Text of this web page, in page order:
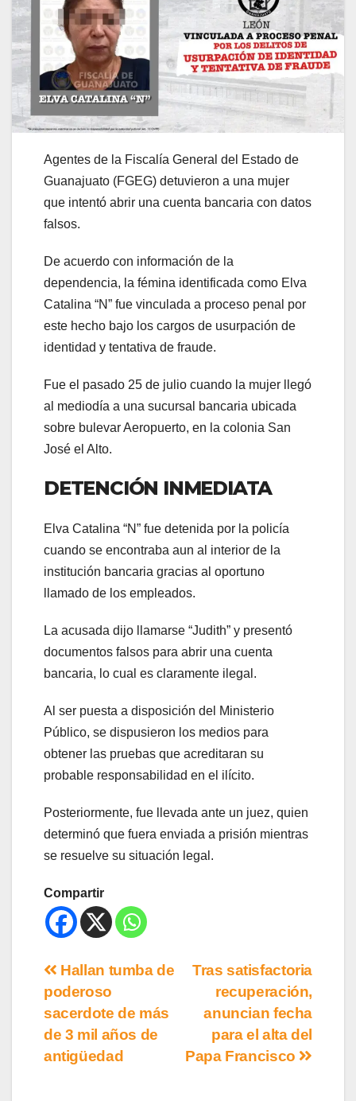
Agentes de la Fiscalía General del Estado de
Guanajuato (FGEG) detuvieron a una mujer
que intentó abrir una cuenta bancaria con datos
falsos.
De acuerdo con información de la
dependencia, la fémina identificada como Elva
Catalina “N” fue vinculada a proceso penal por
este hecho bajo los cargos de usurpación de
identidad y tentativa de fraude.
Fue el pasado 25 de julio cuando la mujer llegó
al mediodía a una sucursal bancaria ubicada
sobre bulevar Aeropuerto, en la colonia San
José el Alto.
DETENCIÓN INMEDIATA
Elva Catalina “N” fue detenida por la policía
cuando se encontraba aun al interior de la
institución bancaria gracias al oportuno
llamado de los empleados.
La acusada dijo llamarse “Judith” y presentó
documentos falsos para abrir una cuenta
bancaria, lo cual es claramente ilegal.
Al ser puesta a disposición del Ministerio
Público, se dispusieron los medios para
obtener las pruebas que acreditaran su
probable responsabilidad en el ilícito.
Posteriormente, fue llevada ante un juez, quien
determinó que fuera enviada a prisión mientras
se resuelve su situación legal.
Compartir
Tras satisfactoria
recuperación,
anuncian fecha
para el alta del
Papa Francisco
Hallan tumba de
poderoso
sacerdote de más
de 3 mil años de
antigüedad